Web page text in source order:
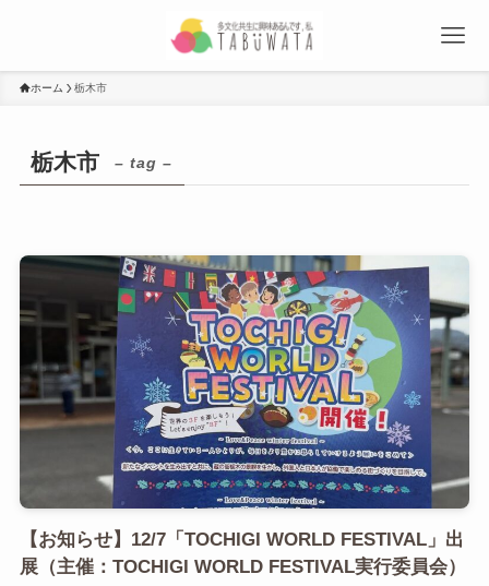
ホーム 栃木市
栃木市 – tag –
【お知らせ】12/7「TOCHIGI WORLD FESTIVAL」出
展（主催：TOCHIGI WORLD FESTIVAL実行委員会）